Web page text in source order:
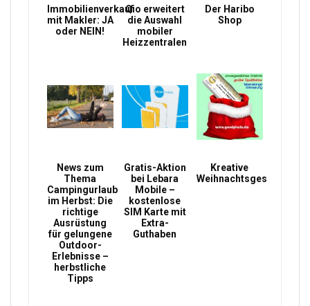
Immobilienverkauf
mit Makler: JA
oder NEIN!
Qio erweitert
die Auswahl
mobiler
Heizzentralen
Der Haribo
Shop
News zum
Thema
Campingurlaub
im Herbst: Die
richtige
Ausrüstung
für gelungene
Outdoor-
Erlebnisse –
herbstliche
Tipps
Gratis-Aktion
bei Lebara
Mobile –
kostenlose
SIM Karte mit
Extra-
Guthaben
Kreative
Weihnachtsgeschenke